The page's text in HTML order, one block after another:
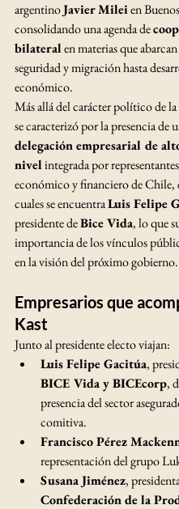
argentino Javier Milei en
consolidando una agenda de
bilateral en materias que
seguridad y migración hasta
económico.
Más allá del carácter político de
se caracterizó por la presencia de
delegación empresarial de
nivel integrada por
económico y financiero de Chile,
cuales se encuentra Luis Felipe
presidente de Bice Vida, lo que
importancia de los vínculos
en la visión del próximo gobierno.
Empresarios que
Kast
Junto al presidente electo viajan:
Luis Felipe Gacitúa,
BICE Vida y BICEcorp,
presencia del sector
comitiva.
Francisco Pérez
representación del grupo
Susana Jiménez,
Confederación de la